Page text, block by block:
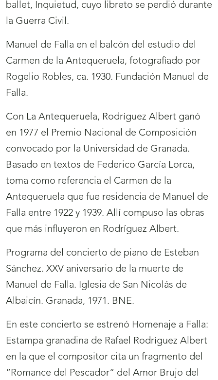
ballet, Inquietud, cuyo libreto se perdió durante
la Guerra Civil.
Manuel de Falla en el balcón del estudio del
Carmen de la Antequeruela, fotografiado por
Rogelio Robles, ca. 1930. Fundación Manuel de
Falla.
Con La Antequeruela, Rodríguez Albert ganó
en 1977 el Premio Nacional de Composición
convocado por la Universidad de Granada.
Basado en textos de Federico García Lorca,
toma como referencia el Carmen de la
Antequeruela que fue residencia de Manuel de
Falla entre 1922 y 1939. Allí compuso las obras
que más influyeron en Rodríguez Albert.
Programa del concierto de piano de Esteban
Sánchez. XXV aniversario de la muerte de
Manuel de Falla. Iglesia de San Nicolás de
Albaicín. Granada, 1971. BNE.
En este concierto se estrenó Homenaje a Falla:
Estampa granadina de Rafael Rodríguez Albert
en la que el compositor cita un fragmento del
“Romance del Pescador” del Amor Brujo del